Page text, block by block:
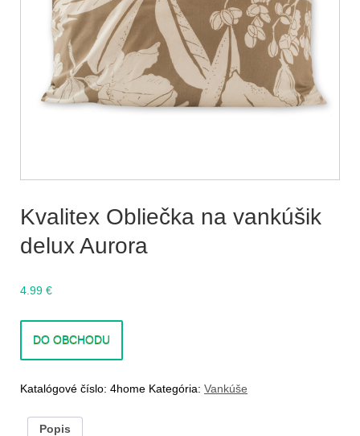
Kvalitex Obliečka na vankúšik
delux Aurora
4.99 €
DO OBCHODU
Katalógové číslo: 4home Kategória: Vankúše
Popis